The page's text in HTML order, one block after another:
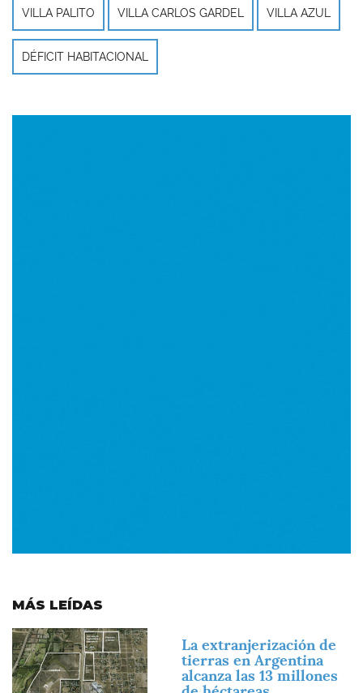
VILLA PALITO VILLA CARLOS GARDEL VILLA AZUL
DÉFICIT HABITACIONAL
MÁS LEÍDAS
Imagen
La extranjerización de
tierras en Argentina
alcanza las 13 millones